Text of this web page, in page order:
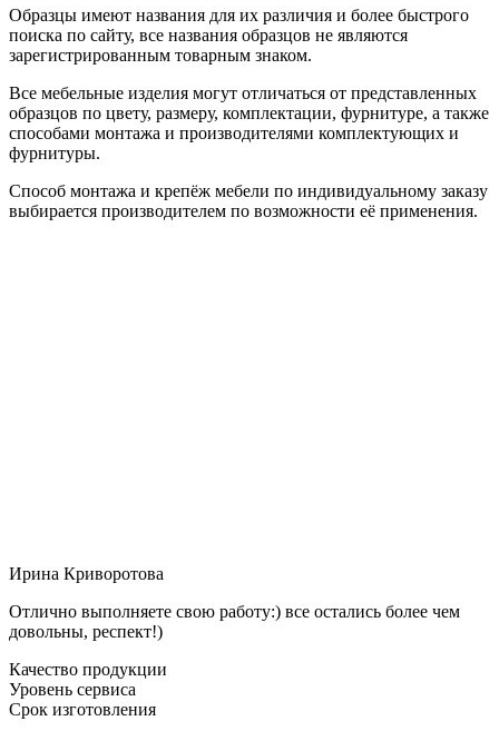
Образцы имеют названия для их различия и более быстрого
поиска по сайту, все названия образцов не являются
зарегистрированным товарным знаком.
Все мебельные изделия могут отличаться от представленных
образцов по цвету, размеру, комплектации, фурнитуре, а также
способами монтажа и производителями комплектующих и
фурнитуры.
Способ монтажа и крепёж мебели по индивидуальному заказу
выбирается производителем по возможности её применения.
Ирина Криворотова
Отлично выполняете свою работу:) все остались более чем
довольны, респект!)
Качество продукции
Уровень сервиса
Срок изготовления